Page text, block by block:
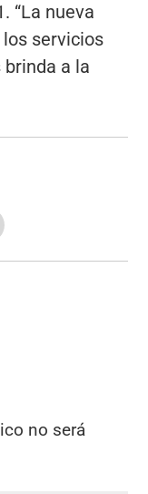
“La nueva
servicios
brinda a la
o
no será